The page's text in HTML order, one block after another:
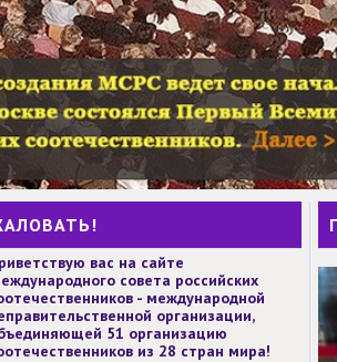
вас на сайте
совета российских
- международной
организации,
51 организацию
из 28 стран мира!